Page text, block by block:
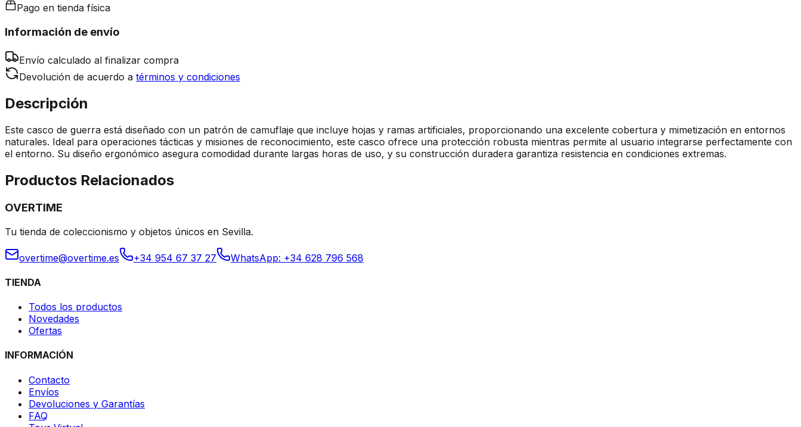
Pago en tienda física
Información de envío
Envío calculado al finalizar compra
Devolución de acuerdo a términos y condiciones
Descripción
Este casco de guerra está diseñado con un patrón de camuflaje que incluye hojas y ramas artificiales, proporcionando una excelente cobertura y mimetización en entornos
naturales. Ideal para operaciones tácticas y misiones de reconocimiento, este casco ofrece una protección robusta mientras permite al usuario integrarse perfectamente con
el entorno. Su diseño ergonómico asegura comodidad durante largas horas de uso, y su construcción duradera garantiza resistencia en condiciones extremas.
Productos Relacionados
OVERTIME
Tu tienda de coleccionismo y objetos únicos en Sevilla.
overtime@overtime.es +34 954 67 37 27 WhatsApp: +34 628 796 568
TIENDA
Todos los productos
Novedades
Ofertas
INFORMACIÓN
Contacto
Envíos
Devoluciones y Garantías
FAQ